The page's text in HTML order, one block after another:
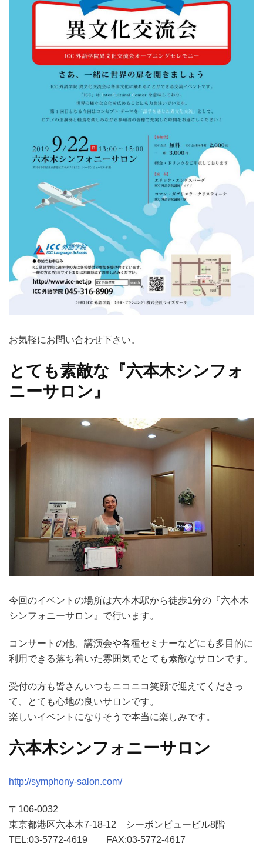
お気軽にお問い合わせ下さい。
とても素敵な『六本木シンフォ
ニーサロン』
今回のイベントの場所は六本木駅から徒歩1分の『六本木
シンフォニーサロン』で行います。
コンサートの他、講演会や各種セミナーなどにも多目的に
利用できる落ち着いた雰囲気でとても素敵なサロンです。
受付の方も皆さんいつもニコニコ笑顔で迎えてくださっ
て、とても心地の良いサロンです。
楽しいイベントになりそうで本当に楽しみです。
六本木シンフォニーサロン
http://symphony-salon.com/
〒106-0032
東京都港区六本木7-18-12 シーボンビュービル8階
TEL:03-5772-4619 FAX:03-5772-4617